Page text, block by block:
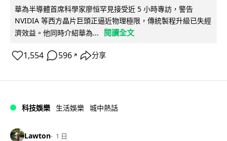
華為半導體首席科學家廖恒罕見接受近 5 小時專訪，警告
NVIDIA 等西方晶片巨頭正逼近物理極限，傳統製程升級已失經
濟效益。他同時介紹華為...
閱讀全文
1,554 596 ↗ 分享
科技娛樂 生活娛樂 城中熱話
Lawton 1 日